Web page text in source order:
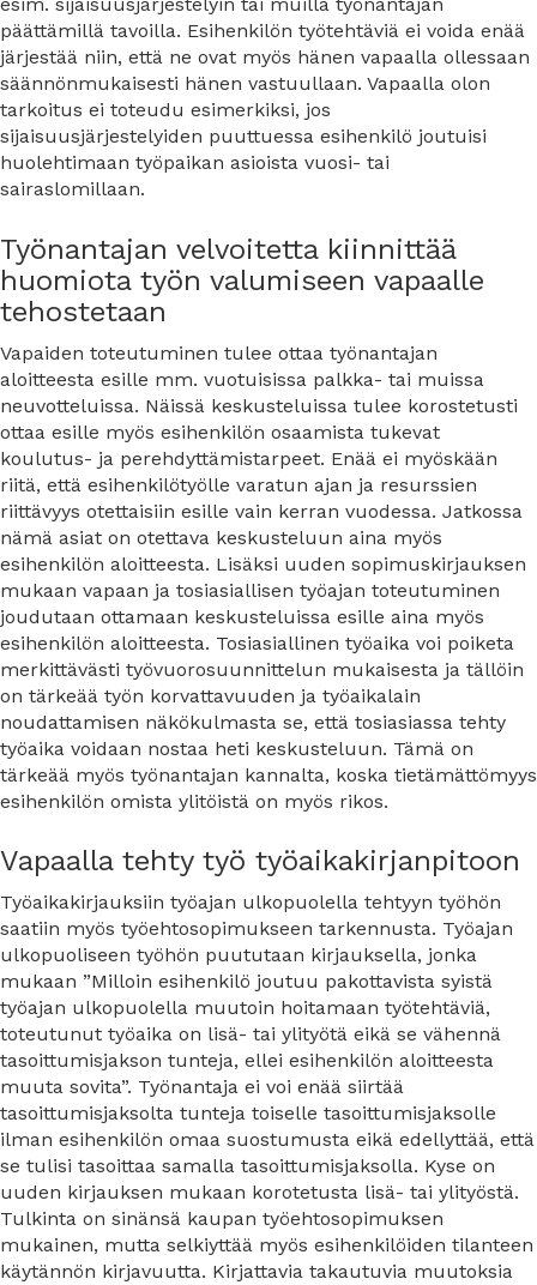
päättämillä tavoilla. Esihenkilön työtehtäviä ei voida enää
järjestää niin, että ne ovat myös hänen vapaalla ollessaan
säännönmukaisesti hänen vastuullaan. Vapaalla olon
tarkoitus ei toteudu esimerkiksi, jos
sijaisuusjärjestelyiden puuttuessa esihenkilö joutuisi
huolehtimaan työpaikan asioista vuosi- tai
sairaslomillaan.
Työnantajan velvoitetta kiinnittää
huomiota työn valumiseen vapaalle
tehostetaan
Vapaiden toteutuminen tulee ottaa työnantajan
aloitteesta esille mm. vuotuisissa palkka- tai muissa
neuvotteluissa. Näissä keskusteluissa tulee korostetusti
ottaa esille myös esihenkilön osaamista tukevat
koulutus- ja perehdyttämistarpeet. Enää ei myöskään
riitä, että esihenkilötyölle varatun ajan ja resurssien
riittävyys otettaisiin esille vain kerran vuodessa. Jatkossa
nämä asiat on otettava keskusteluun aina myös
esihenkilön aloitteesta. Lisäksi uuden sopimuskirjauksen
mukaan vapaan ja tosiasiallisen työajan toteutuminen
joudutaan ottamaan keskusteluissa esille aina myös
esihenkilön aloitteesta. Tosiasiallinen työaika voi poiketa
merkittävästi työvuorosuunnittelun mukaisesta ja tällöin
on tärkeää työn korvattavuuden ja työaikalain
noudattamisen näkökulmasta se, että tosiasiassa tehty
työaika voidaan nostaa heti keskusteluun. Tämä on
tärkeää myös työnantajan kannalta, koska tietämättömyys
esihenkilön omista ylitöistä on myös rikos.
Vapaalla tehty työ työaikakirjanpitoon
Työaikakirjauksiin työajan ulkopuolella tehtyyn työhön
saatiin myös työehtosopimukseen tarkennusta. Työajan
ulkopuoliseen työhön puututaan kirjauksella, jonka
mukaan ”Milloin esihenkilö joutuu pakottavista syistä
työajan ulkopuolella muutoin hoitamaan työtehtäviä,
toteutunut työaika on lisä- tai ylityötä eikä se vähennä
tasoittumisjakson tunteja, ellei esihenkilön aloitteesta
muuta sovita”. Työnantaja ei voi enää siirtää
tasoittumisjaksolta tunteja toiselle tasoittumisjaksolle
ilman esihenkilön omaa suostumusta eikä edellyttää, että
se tulisi tasoittaa samalla tasoittumisjaksolla. Kyse on
uuden kirjauksen mukaan korotetusta lisä- tai ylityöstä.
Tulkinta on sinänsä kaupan työehtosopimuksen
mukainen, mutta selkiyttää myös esihenkilöiden tilanteen
käytännön kirjavuutta. Kirjattavia takautuvia muutoksia